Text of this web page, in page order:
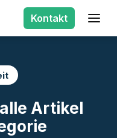
Kontakt
Artikel